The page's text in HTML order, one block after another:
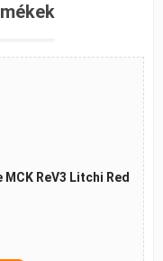
ReV3 Litchi Red